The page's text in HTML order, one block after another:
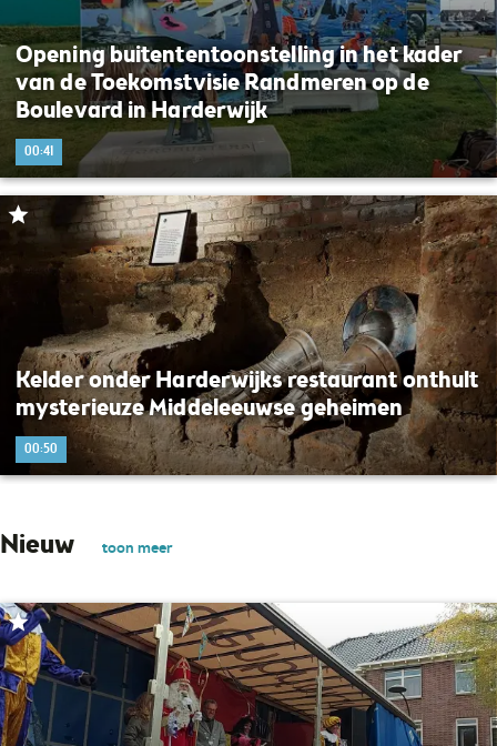
Opening buitententoonstelling in het kader
van de Toekomstvisie Randmeren op de
Boulevard in Harderwijk
00:41
Kelder onder Harderwijks restaurant onthult
mysterieuze Middeleeuwse geheimen
00:50
Nieuw toon meer